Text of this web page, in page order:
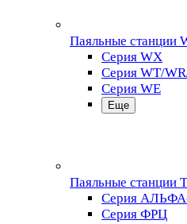
Паяльные станции
Серия WX
Серия WT/
Серия WE
Еще
Паяльные
Серия
Серия ФРЦ